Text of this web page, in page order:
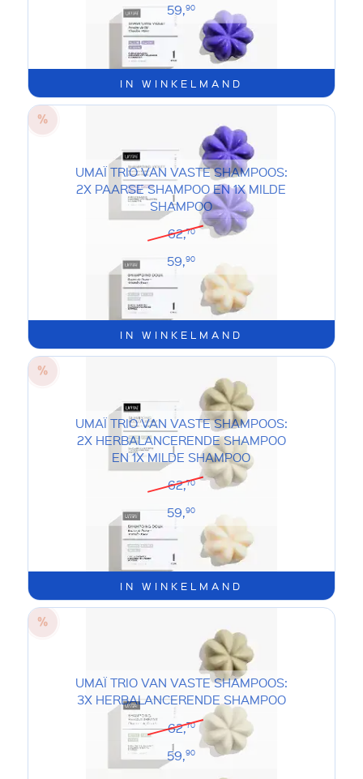
IN WINKELMAND
59,90
IN WINKELMAND
UMAÏ TRIO VAN VASTE SHAMPOOS:
2X PAARSE SHAMPOO EN 1X MILDE
SHAMPOO
62,70
59,90
IN WINKELMAND
UMAÏ TRIO VAN VASTE SHAMPOOS:
2X HERBALANCERENDE SHAMPOO
EN 1X MILDE SHAMPOO
62,70
59,90
UMAÏ TRIO VAN VASTE SHAMPOOS:
3X HERBALANCERENDE SHAMPOO
62,70
59,90